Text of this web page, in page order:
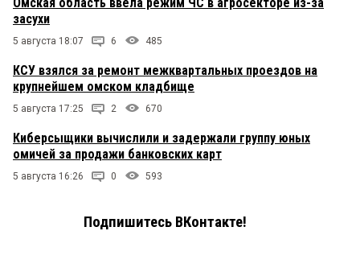
засухи
5 августа 18:07 6 485
КСУ взялся за ремонт межквартальных проездов на
крупнейшем омском кладбище
5 августа 17:25 2 670
Киберсыщики вычислили и задержали группу юных
омичей за продажи банковских карт
5 августа 16:26 0 593
Подпишитесь ВКонтакте!